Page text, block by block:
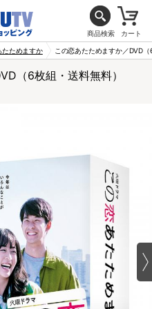
商品検索 カート
たためますか この恋あたためますか／DVD
（6枚組・送料無料）